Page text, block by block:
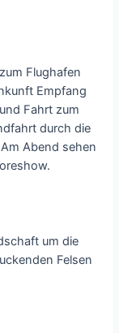
Flughafen
Empfang
Fahrt zum
durch die
Abend sehen
um die
Felsen